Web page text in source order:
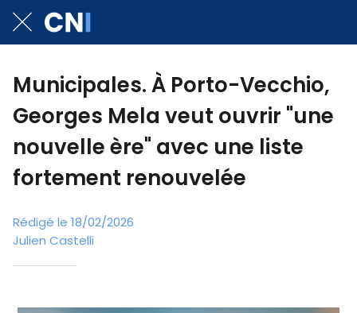
Municipales. À Porto-Vecchio,
Georges Mela veut ouvrir "une
nouvelle ère" avec une liste
fortement renouvelée
Rédigé le 18/02/2026
Julien Castelli